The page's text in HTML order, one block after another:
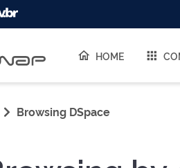
HOME
Browsing DSpace